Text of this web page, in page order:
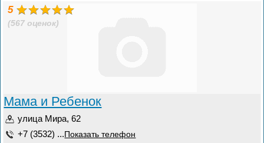
5
(567 оценок)
Мама и Ребенок
улица Мира, 62
+7 (3532) ... Показать телефон